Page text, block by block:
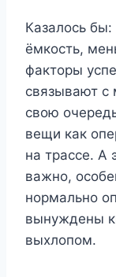
Казалось
ёмкость,
факторы
связывают с
свою
вещи как
на трассе. А
важно,
нормально
вынуждены
выхлопом.